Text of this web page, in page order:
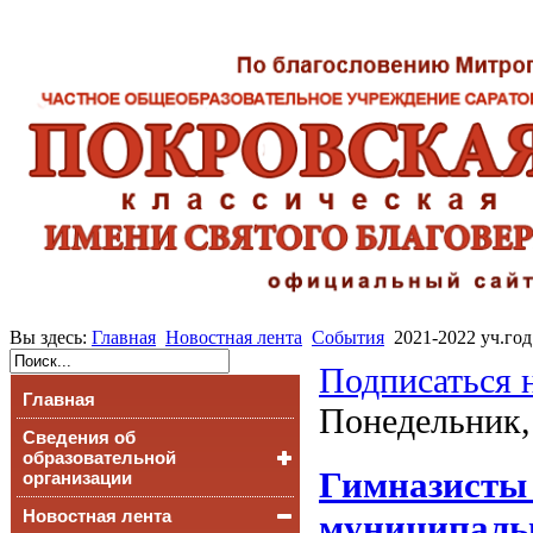
Вы здесь: Главная Новостная лента События 2021-2022 уч.год
Главная
Сведения об
образовательной
организации
Основные сведения
Новостная лента
Подписаться
Гимназисты